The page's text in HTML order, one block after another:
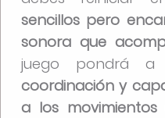
sencillos pero
sonora que
juego pondrá
coordinación y
a los movimientos